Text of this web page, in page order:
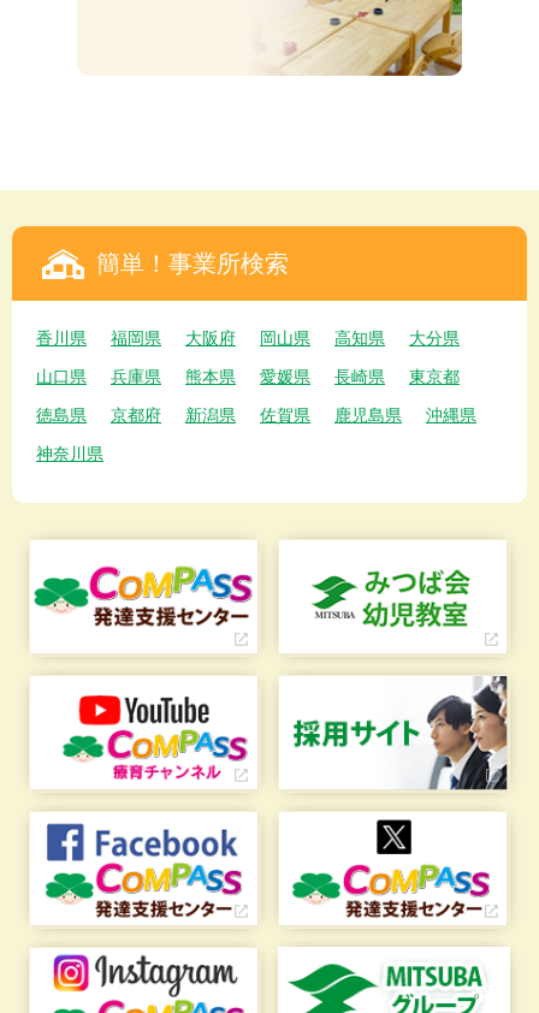
簡単！事業所検索
香川県 福岡県 大阪府 岡山県 高知県
大分県
山口県
兵庫県 熊本県 愛媛県 長崎県
東京都
徳島県
京都府 新潟県 佐賀県 鹿児島県
沖縄県
神奈川県